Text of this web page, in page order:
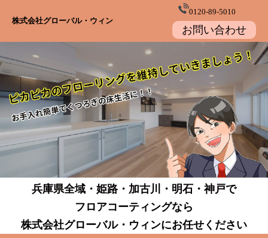
株式会社グローバル・ウィン
0120-89-5010
お問い合わせ
兵庫県全域・姫路・加古川・明石・神戸で
フロアコーティングなら
株式会社グローバル・ウィンにお任せください